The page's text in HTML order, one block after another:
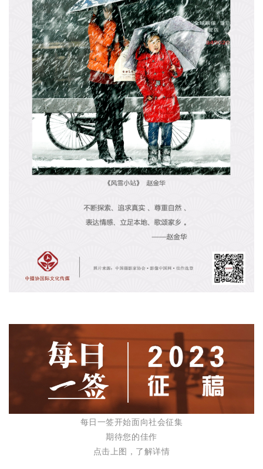
每日一签开始面向社会征集
期待您的佳作
点击上图，了解详情